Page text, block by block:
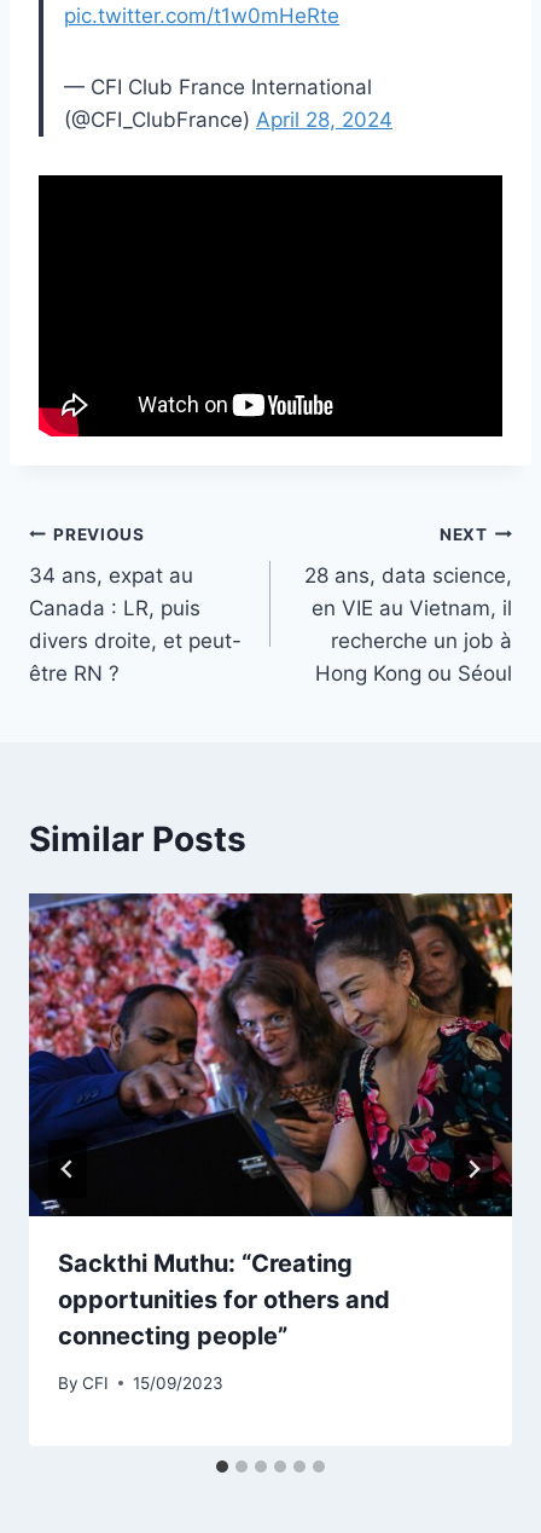
pic.twitter.com/t1w0mHeRte
— CFI Club France International
(@CFI_ClubFrance) April 28, 2024
Post
navigation
PREVIOUS
34 ans, expat au
Canada : LR, puis
divers droite, et peut-
être RN ?
NEXT
28 ans, data science,
en VIE au Vietnam, il
recherche un job à
Hong Kong ou Séoul
Similar Posts
Sackthi Muthu: “Creating
opportunities for others and
connecting people”
By CFI 15/09/2023